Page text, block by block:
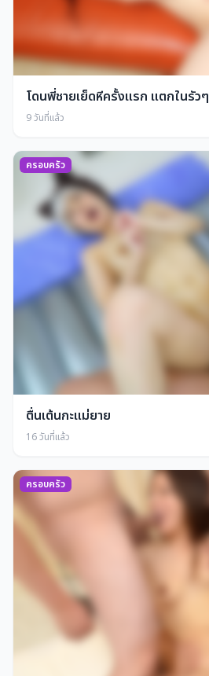
โดนพี่ชายเย็ดหีครั้งแรก แตกในรัวๆ
9 วันที่แล้ว
ครอบครัว
ตื่นเต้นกะแม่ยาย
16 วันที่แล้ว
ครอบครัว